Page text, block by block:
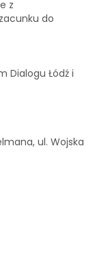
z
do
Dialogu Łódź i
ul. Wojska